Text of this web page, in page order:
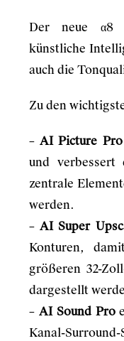
Der neue α8
künstliche
auch die
Zu den
–AI Picture Pro
und verbessert
zentrale
werden.
–AI Super
Konturen,
größeren 32-
dargestellt
– AI Sound Pro
Kanal-Surround-